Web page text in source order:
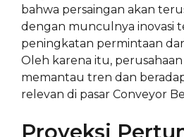
bahwa persaingan akan
dengan munculnya inovasi
peningkatan permintaan
Oleh karena itu,
memantau tren dan
relevan di pasar Conveyor
Proyeksi